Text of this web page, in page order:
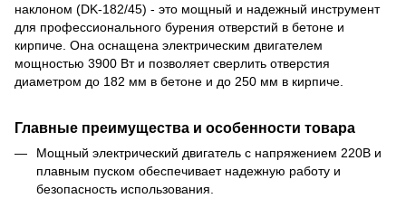
наклоном (DK-182/45) - это мощный и надежный инструмент
для профессионального бурения отверстий в бетоне и
кирпиче. Она оснащена электрическим двигателем
мощностью 3900 Вт и позволяет сверлить отверстия
диаметром до 182 мм в бетоне и до 250 мм в кирпиче.
Главные преимущества и особенности товара
Мощный электрический двигатель с напряжением 220В и
плавным пуском обеспечивает надежную работу и
безопасность использования.